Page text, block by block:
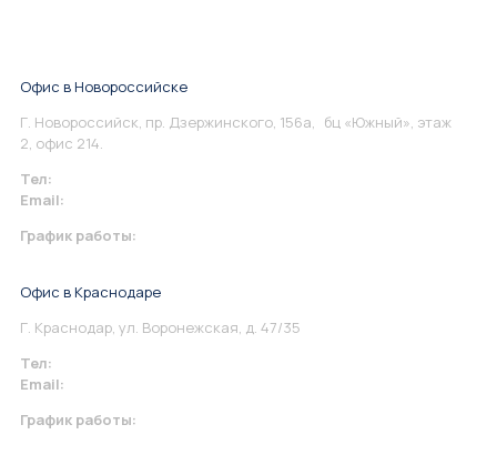
Офис в Новороссийске
Г. Новороссийск, пр. Дзержинского, 156а, бц «Южный», этаж
2, офис 214.
Тел:
Email:
График работы:
Офис в Краснодаре
Г. Краснодар, ул. Воронежская, д. 47/35
Тел:
Email:
График работы: